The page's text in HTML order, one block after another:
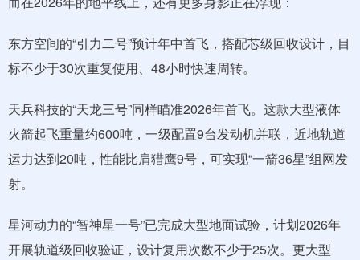
东方空间的“引力二号”预计年中首飞，搭配芯级回收设计，目
标不少于30次重复使用、48小时快速周转。
天兵科技的“天龙三号”同样瞄准2026年首飞。这款大型液体
火箭起飞重量约600吨，一级配置9台发动机并联，近地轨道
运力达到20吨，性能比肩猎鹰9号，可实现“一箭36星”组网发
射。
星河动力的“智神星一号”已完成大型地面试验，计划2026年
开展轨道级回收验证，设计复用次数不少于25次。更大型